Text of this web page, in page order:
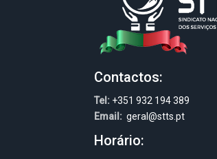
Contactos:
Tel: +351 932 194 389
Email: geral@stts.pt
Horário: